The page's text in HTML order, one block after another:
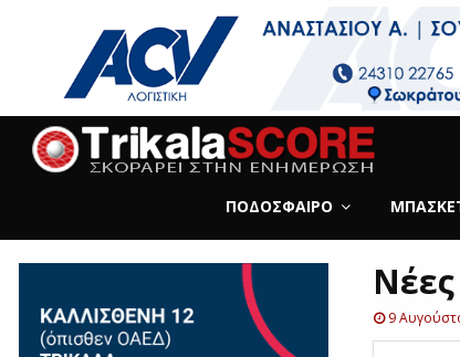
ΠΟΔΌΣΦΑΙΡΟ
9